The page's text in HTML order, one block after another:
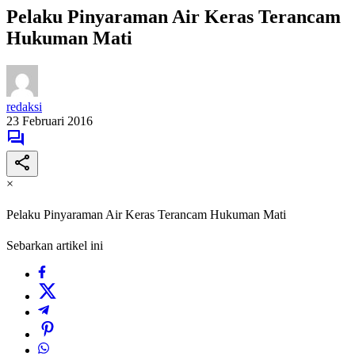
Pelaku Pinyaraman Air Keras Terancam
Hukuman Mati
redaksi
23 Februari 2016
×
Pelaku Pinyaraman Air Keras Terancam Hukuman Mati
Sebarkan artikel ini